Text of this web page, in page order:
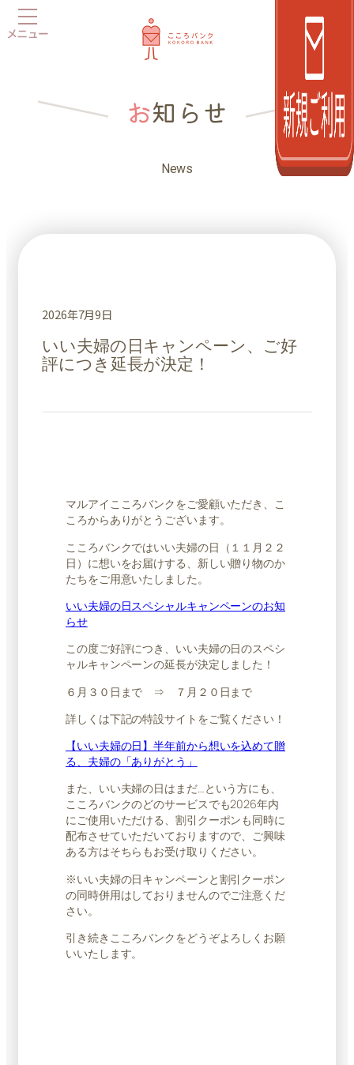
内
容
お知らせ
News
2026年7月9日
いい夫婦の日キャンペーン、ご好
評につき延長が決定！
マルアイこころバンクをご愛顧いただき、こ
ころからありがとうございます。
こころバンクではいい夫婦の日（１１月２２
日）に想いをお届けする、新しい贈り物のか
たちをご用意いたしました。
いい夫婦の日スペシャルキャンペーンのお知
らせ
この度ご好評につき、いい夫婦の日のスペシ
ャルキャンペーンの延長が決定しました！
６月３０日まで ⇒ ７月２０日まで
詳しくは下記の特設サイトをご覧ください！
【いい夫婦の日】半年前から想いを込めて贈
る、夫婦の「ありがとう」
また、いい​夫婦の​日は​まだ…と​いう​方にも、
こころバンクのどのサービスでも2026年内
にご使用いただける、​割引クーポンも同時に
配布させていただいておりますので、ご興味
ある方はそちらもお受け取りください。
※いい夫婦の日キャンペーンと割引クーポン
の同時併用はしておりませんのでご注意くだ
さい。
引き続きこころバンクをどうぞよろしくお願
いいたします。